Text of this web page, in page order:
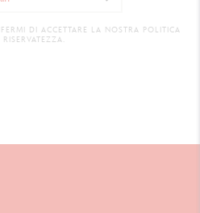
DI ACCETTARE LA NOSTRA POLITICA